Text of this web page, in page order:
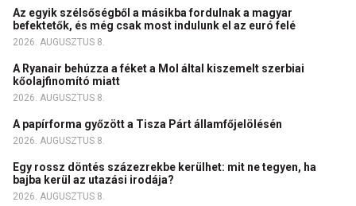
Az egyik szélsőségből a másikba fordulnak a magyar
befektetők, és még csak most indulunk el az euró felé
2026. AUGUSZTUS 8.
A Ryanair behúzza a féket a Mol által kiszemelt szerbiai
kőolajfinomító miatt
2026. AUGUSZTUS 8.
A papírforma győzött a Tisza Párt államfőjelölésén
2026. AUGUSZTUS 8.
Egy rossz döntés százezrekbe kerülhet: mit ne tegyen, ha
bajba kerül az utazási irodája?
2026. AUGUSZTUS 8.